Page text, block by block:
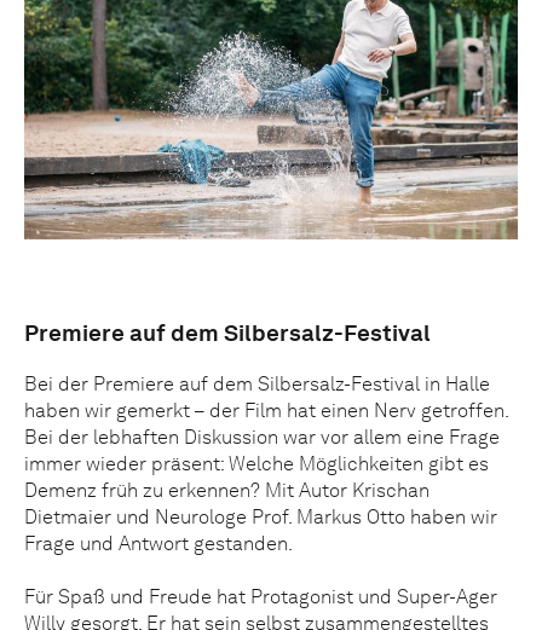
Premiere auf dem Silbersalz-Festival
Bei der Premiere auf dem Silbersalz-Festival in Halle
haben wir gemerkt – der Film hat einen Nerv getroffen.
Bei der lebhaften Diskussion war vor allem eine Frage
immer wieder präsent: Welche Möglichkeiten gibt es
Demenz früh zu erkennen? Mit Autor Krischan
Dietmaier und Neurologe Prof. Markus Otto haben wir
Frage und Antwort gestanden.
Für Spaß und Freude hat Protagonist und Super-Ager
Willy gesorgt. Er hat sein selbst zusammengestelltes